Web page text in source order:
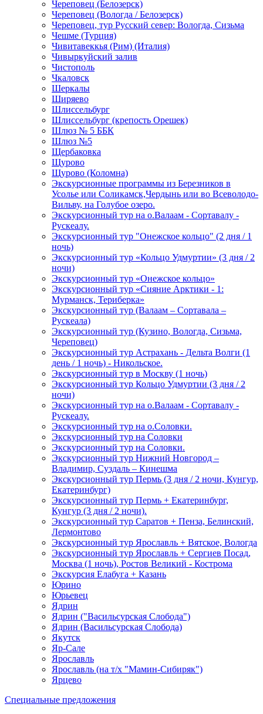
Череповец (Белозерск)
Череповец (Вологда / Белозерск)
Череповец, тур Русский север: Вологда, Сизьма
Чешме (Турция)
Чивитавеккья (Рим) (Италия)
Чивыркуйский залив
Чистополь
Чкаловск
Шеркалы
Ширяево
Шлиссельбург
Шлиссельбург (крепость Орешек)
Шлюз № 5 ББК
Шлюз №5
Щербаковка
Щурово
Щурово (Коломна)
Экскурсионные программы из Березников в
Усолье или Соликамск,Чердынь или во Всеволодо-
Вильву, на Голубое озеро.
Экскурсионный тур на о.Валаам - Сортавалу -
Рускеалу.
Экскурсионный тур "Онежское кольцо" (2 дня / 1
ночь)
Экскурсионный тур «Кольцо Удмуртии» (3 дня / 2
ночи)
Экскурсионный тур «Онежское кольцо»
Экскурсионный тур «Сияние Арктики - 1:
Мурманск, Териберка»
Экскурсионный тур (Валаам – Сортавала –
Рускеала)
Экскурсионный тур (Кузино, Вологда, Сизьма,
Череповец)
Экскурсионный тур Астрахань - Дельта Волги (1
день / 1 ночь) - Никольское.
Экскурсионный тур в Москву (1 ночь)
Экскурсионный тур Кольцо Удмуртии (3 дня / 2
ночи)
Экскурсионный тур на о.Валаам - Сортавалу -
Рускеалу.
Экскурсионный тур на о.Соловки.
Экскурсионный тур на Соловки
Экскурсионный тур на Соловки.
Экскурсионный тур Нижний Новгород –
Владимир, Суздаль – Кинешма
Экскурсионный тур Пермь (3 дня / 2 ночи, Кунгур,
Екатеринбург)
Экскурсионный тур Пермь + Екатеринбург,
Кунгур (3 дня / 2 ночи).
Экскурсионный тур Саратов + Пенза, Белинский,
Лермонтово
Экскурсионный тур Ярославль + Вятское, Вологда
Экскурсионный тур Ярославль + Сергиев Посад,
Москва (1 ночь), Ростов Великий - Кострома
Экскурсия Елабуга + Казань
Юрино
Юрьевец
Ядрин
Ядрин ("Васильсурская Слобода")
Ядрин (Васильсурская Слобода)
Якутск
Яр-Сале
Ярославль
Ярославль (на т/х "Мамин-Сибиряк")
Ярцево
Специальные предложения